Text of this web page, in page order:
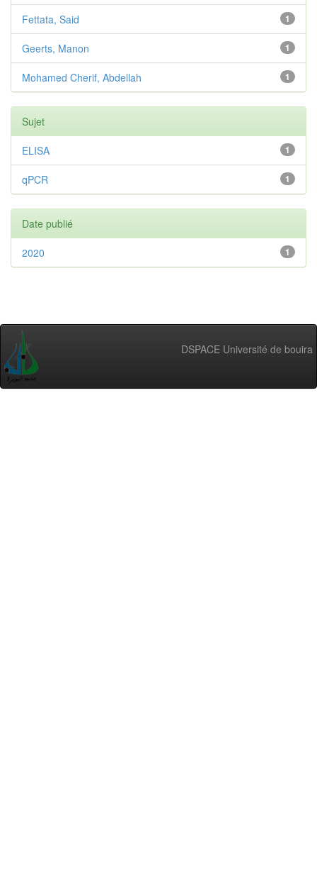
1
Fettata, Said
1
Geerts, Manon
1
Mohamed Cherif, Abdellah
Sujet
1
ELISA
1
qPCR
Date publié
1
2020
DSPACE Université de bouira